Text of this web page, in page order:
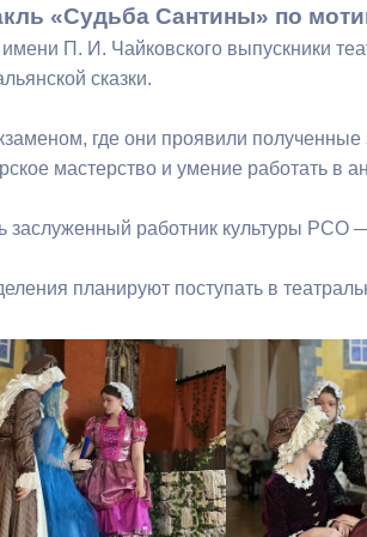
Выборы 2026
«Судьба Сантины» по
П. И. Чайковского выпускники
сказки.
где они проявили
мастерство и умение работать в
заслуженный работник культуры
планируют поступать в